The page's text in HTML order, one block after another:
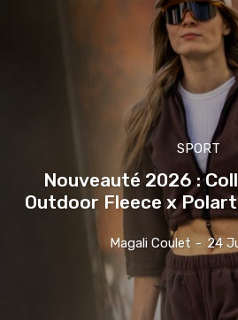
SPORT
Nouveauté 2026 :
Outdoor Fleece x
Magali Coulet - 24